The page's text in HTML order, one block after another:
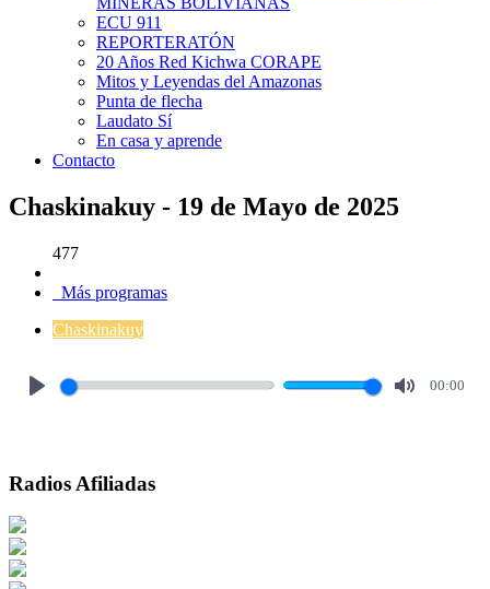
ECU 911
REPORTERATÓN
20 Años Red Kichwa CORAPE
Mitos y Leyendas del Amazonas
Punta de flecha
Laudato Sí
En casa y aprende
Contacto
Chaskinakuy - 19 de Mayo de 2025
477
Más programas
Chaskinakuy
00:00
Radios Afiliadas